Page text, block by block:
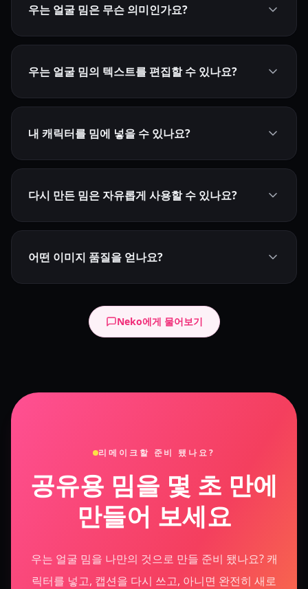
우는 얼굴 밈은 무슨 의미인가요?
우는 얼굴 밈의 텍스트를 편집할 수 있나요?
내 캐릭터를 밈에 넣을 수 있나요?
다시 만든 밈은 자유롭게 사용할 수 있나요?
어떤 이미지 품질을 얻나요?
Neko에게 물어보기
리메이크할 준비 됐나요?
공유용 밈을 몇 초 만에
만들어 보세요
우는 얼굴 밈을 나만의 것으로 만들 준비 됐나요? 캐
릭터를 넣고, 캡션을 다시 쓰고, 아니면 완전히 새로